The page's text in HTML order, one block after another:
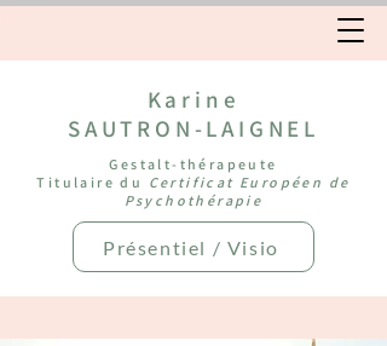
Karine
SAUTRON-LAIGNEL
Gestalt-thérapeute
Titulaire du Certificat Européen de
Psychothérapie
Présentiel / Visio